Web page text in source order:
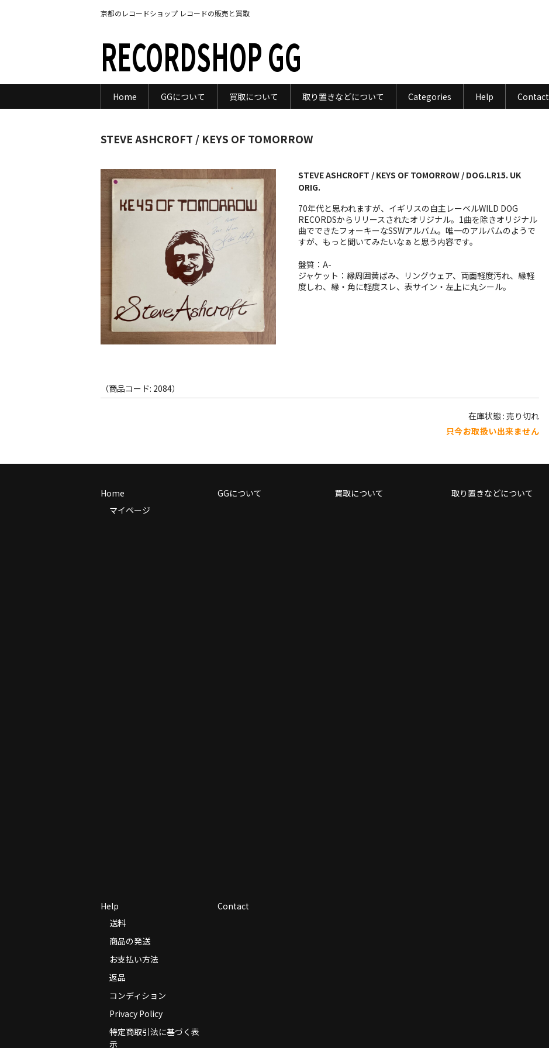
京都のレコードショップ レコードの販売と買取
RECORDSHOP GG
Home GGについて 買取について 取り置きなどについて Categories Help Contact
STEVE ASHCROFT / KEYS OF TOMORROW
STEVE ASHCROFT / KEYS OF TOMORROW / DOG.LR15. UK
ORIG.
70年代と思われますが、イギリスの自主レーベルWILD DOG
RECORDSからリリースされたオリジナル。1曲を除きオリジナル
曲でできたフォーキーなSSWアルバム。唯一のアルバムのようで
すが、もっと聞いてみたいなぁと思う内容です。
盤質：A-
ジャケット：縁周囲黄ばみ、リングウェア、両面軽度汚れ、縁軽
度しわ、縁・角に軽度スレ、表サイン・左上に丸シール。
（商品コード: 2084）
在庫状態 : 売り切れ
只今お取扱い出来ません
Home
マイページ
GGについて 買取について 取り置きなどについて
Help
送料
商品の発送
お支払い方法
返品
コンディション
Privacy Policy
特定商取引法に基づく表
示
Contact